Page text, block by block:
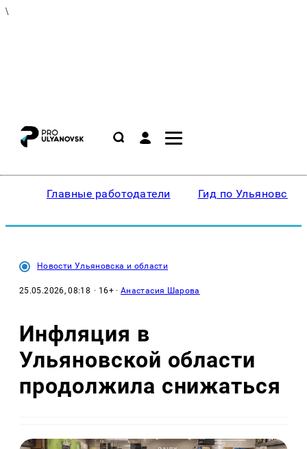
\
Главные работодатели Гид по Ульяновску
Новости Ульяновска и области
25.05.2026, 08:18 · 16+ ·Анастасия Шарова
Инфляция в
Ульяновской области
продолжила снижаться